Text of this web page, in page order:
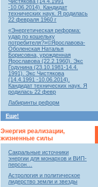
-10.06.2014). Кандидат
технических наук. Я родилась
22 февраля 1960 г
«Энергетическая реформа:
удар по кошельку
потребителя?»©Ярославова-
Оболенская Наталья
Борисовна, урожденная
Ярославова (22.2.1960). Экс
Годунина (23.10.1981-14.4.
1991). Экс Чистякова
(14.4.1991 -10.06.2014).
Кандидат технических наук. Я
родилась 22 февр
Лабиринты реформ
Еще!
Энергия реализации,
жизненные силы
Сакральные источники
энергии для монархов и ВИП-
персон…
Астрология и политическое
лидерство земли и звезды